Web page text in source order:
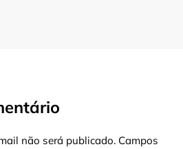
não será publicado. Campos